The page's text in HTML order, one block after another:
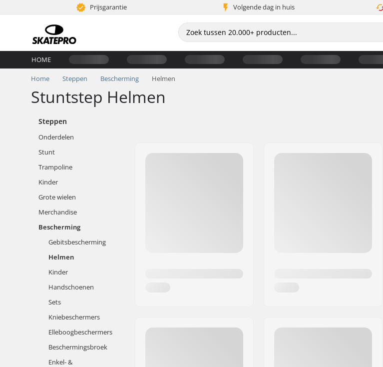
Prijsgarantie Volgende dag in huis
HOME
Home Steppen Bescherming Helmen
Stuntstep Helmen
Steppen
Onderdelen
Stunt
Trampoline
Kinder
Grote wielen
Merchandise
Bescherming
Gebitsbescherming
Helmen
Kinder
Handschoenen
Sets
Kniebeschermers
Elleboogbeschermers
Beschermingsbroek
Enkel- &